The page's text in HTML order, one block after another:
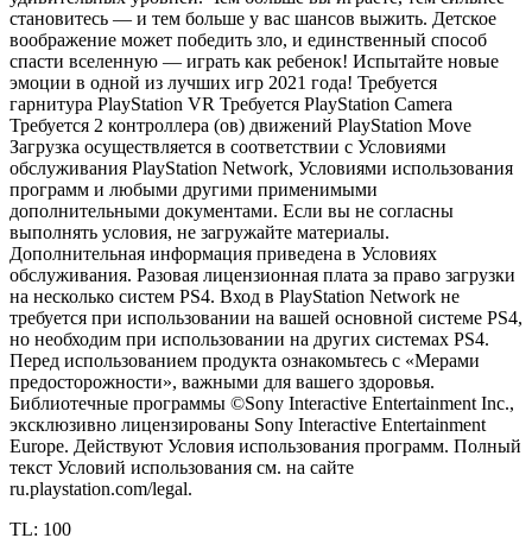
становитесь — и тем больше у вас шансов выжить. Детское
воображение может победить зло, и единственный способ
спасти вселенную — играть как ребенок! Испытайте новые
эмоции в одной из лучших игр 2021 года! Требуется
гарнитура PlayStation VR Требуется PlayStation Camera
Требуется 2 контроллера (ов) движений PlayStation Move
Загрузка осуществляется в соответствии с Условиями
обслуживания PlayStation Network, Условиями использования
программ и любыми другими применимыми
дополнительными документами. Если вы не согласны
выполнять условия, не загружайте материалы.
Дополнительная информация приведена в Условиях
обслуживания. Разовая лицензионная плата за право загрузки
на несколько систем PS4. Вход в PlayStation Network не
требуется при использовании на вашей основной системе PS4,
но необходим при использовании на других системах PS4.
Перед использованием продукта ознакомьтесь с «Мерами
предосторожности», важными для вашего здоровья.
Библиотечные программы ©Sony Interactive Entertainment Inc.,
эксклюзивно лицензированы Sony Interactive Entertainment
Europe. Действуют Условия использования программ. Полный
текст Условий использования см. на сайте
ru.playstation.com/legal.
TL: 100